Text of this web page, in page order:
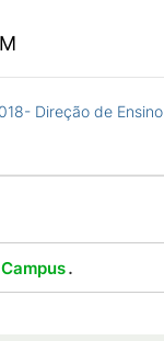
Direção de Ensino
.